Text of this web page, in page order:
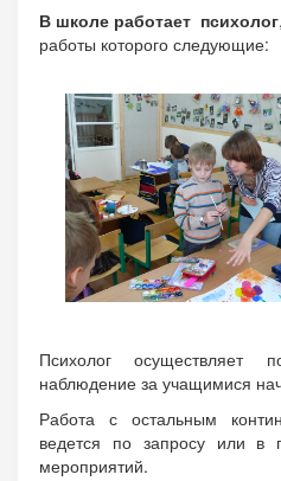
В школе работает психолог
работы которого следующие:
Психолог осуществляет
наблюдение за учащимися
Работа с остальным
ведется по запросу или в
мероприятий.